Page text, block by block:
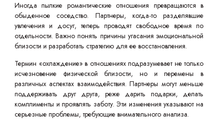
Иногда пылкие романтические отношения превращаются в
обыденное соседство. Партнеры, когда-то разделявшие
увлечения и досуг, теперь проводят свободное время по
отдельности. Важно понять причины угасания эмоциональной
близости и разработать стратегию для ее восстановления.
Термин «охлаждение» в отношениях подразумевает не только
исчезновение физической близости, но и перемены в
различных аспектах взаимодействия. Партнеры могут меньше
поддерживать друг друга, реже дарить подарки, делать
комплименты и проявлять заботу. Эти изменения указывают на
серьезные проблемы, требующие внимательного анализа.